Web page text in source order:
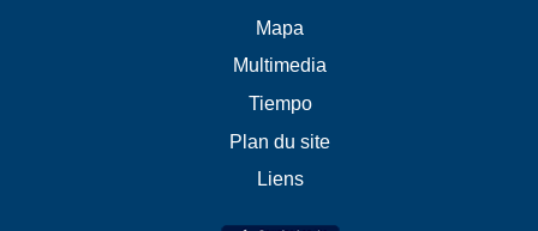
Mapa
Multimedia
Tiempo
Plan du site
Liens